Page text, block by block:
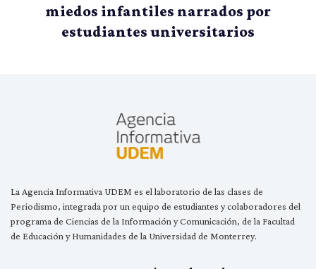
miedos infantiles narrados por
estudiantes universitarios
La Agencia Informativa UDEM es el laboratorio de las clases de
Periodismo, integrada por un equipo de estudiantes y colaboradores del
programa de Ciencias de la Información y Comunicación, de la Facultad
de Educación y Humanidades de la Universidad de Monterrey.